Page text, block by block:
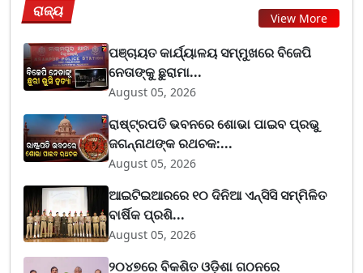
ରାଜ୍ୟ View More
ପଞ୍ଚାୟତ କାର୍ଯ୍ୟାଳୟ ସମ୍ମୁଖରେ ବିଜେପି
ନେତାଙ୍କୁ ଛୁରାମା...
August 05, 2026
ରାଷ୍ଟ୍ରପତି ଭବନରେ ଶୋଭା ପାଇବ ପ୍ରଭୁ
ଜଗନ୍ନାଥଙ୍କ ରଥଚକ:...
August 05, 2026
ଆଇଟିଇଆରରେ ୧୦ ଦିନିଆ ଏନ୍‌ସିସି ସମ୍ମିଳିତ
ବାର୍ଷିକ ପ୍ରଶି...
August 05, 2026
୨୦୪୭ରେ ବିକଶିତ ଓଡ଼ିଶା ଗଠନରେ